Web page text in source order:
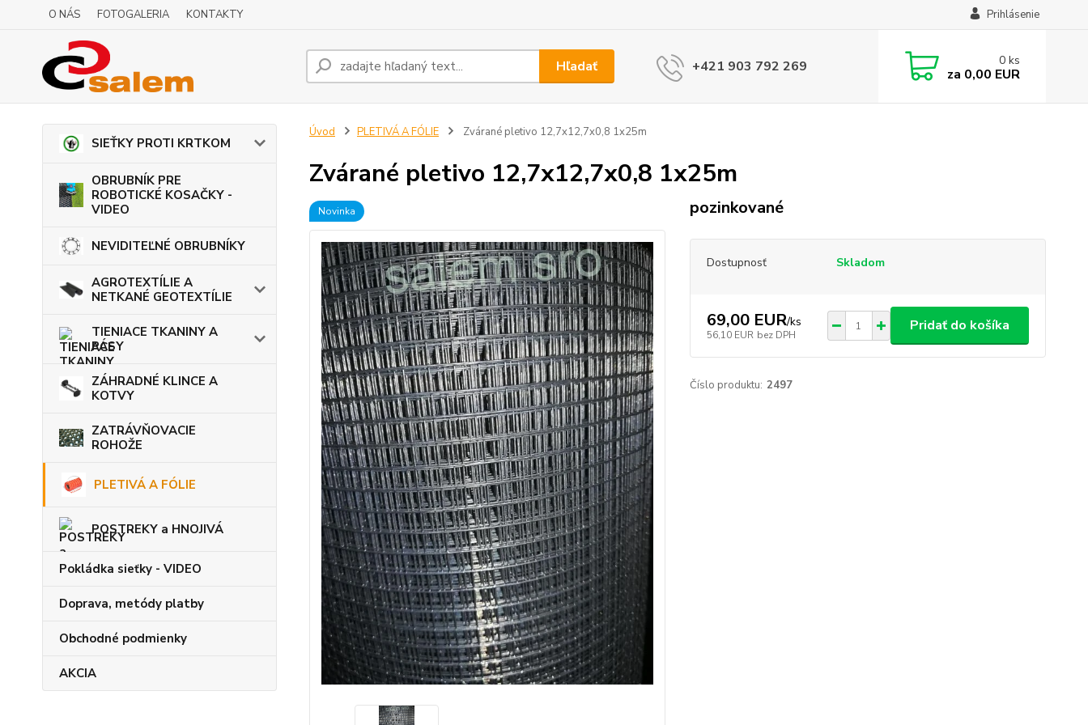
O NÁS FOTOGALERIA KONTAKTY Prihlásenie
Hľadať +421 903 792 269 0 ks
za 0,00 EUR
SIEŤKY PROTI KRTKOM
OBRUBNÍK PRE
ROBOTICKÉ KOSAČKY -
VIDEO
NEVIDITEĽNÉ OBRUBNÍKY
AGROTEXTÍLIE A
NETKANÉ GEOTEXTÍLIE
TIENIACE TKANINY A
PÁSY
ZÁHRADNÉ KLINCE A
KOTVY
ZATRÁVŇOVACIE
ROHOŽE
PLETIVÁ A FÓLIE
POSTREKY a HNOJIVÁ
Pokládka sieťky - VIDEO
Doprava, metódy platby
Obchodné podmienky
AKCIA
Úvod PLETIVÁ A FÓLIE Zvárané pletivo 12,7x12,7x0,8 1x25m
Zvárané pletivo 12,7x12,7x0,8 1x25m
Novinka pozinkované
Dostupnosť Skladom
69,00 EUR/ks
56,10 EUR bez DPH
Pridať do košíka
Číslo produktu: 2497